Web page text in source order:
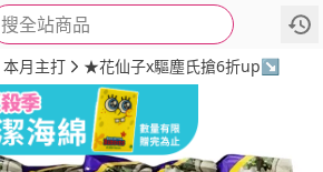
搜全站商品
評價 詳情
本月主打 ★花仙子x驅塵氏搶6折up↘